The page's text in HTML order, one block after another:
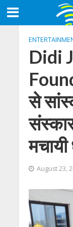
Didi
से
August 23,